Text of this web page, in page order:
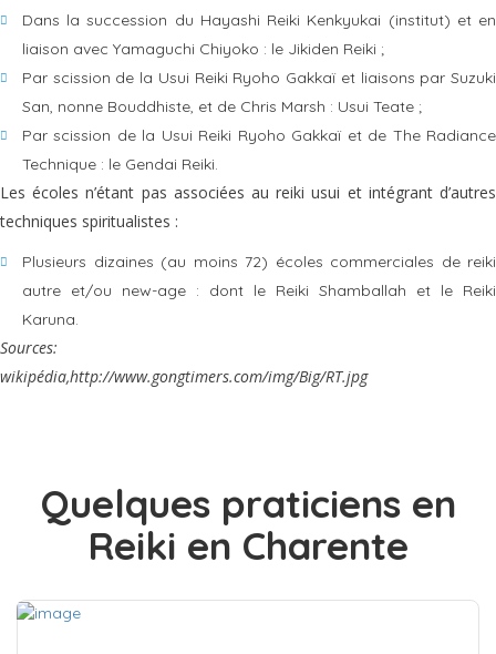
Dans la succession du Hayashi Reiki Kenkyukai (institut) et en
liaison avec Yamaguchi Chiyoko : le Jikiden Reiki ;
Par scission de la Usui Reiki Ryoho Gakkaï et liaisons par Suzuki
San, nonne Bouddhiste, et de Chris Marsh : Usui Teate ;
Par scission de la Usui Reiki Ryoho Gakkaï et de The Radiance
Technique : le Gendai Reiki.
Les écoles n’étant pas associées au reiki usui et intégrant d’autres
techniques spiritualistes :
Plusieurs dizaines (au moins 72) écoles commerciales de reiki
autre et/ou new-age : dont le Reiki Shamballah et le Reiki
Karuna.
Sources:
wikipédia,http://www.gongtimers.com/img/Big/RT.jpg
Quelques praticiens en
Reiki en Charente